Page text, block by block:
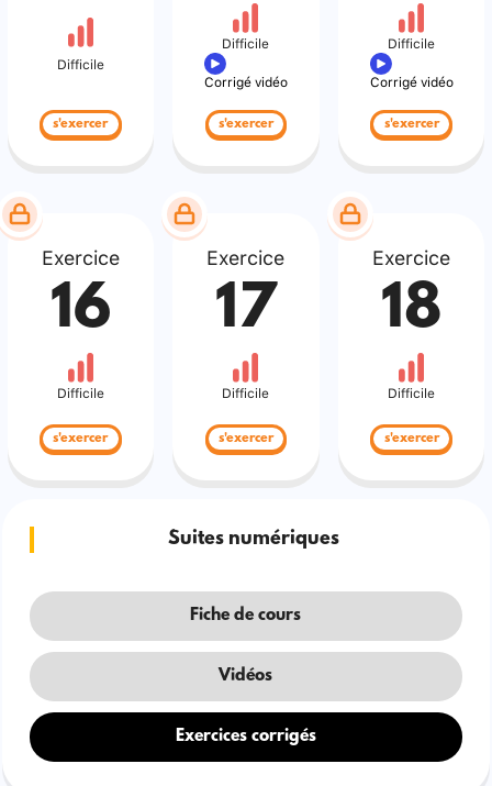
Difficile
s'exercer
Difficile
Corrigé vidéo
s'exercer
Difficile
Corrigé vidéo
s'exercer
Exercice
16
Difficile
s'exercer
Exercice
17
Difficile
s'exercer
Exercice
18
Difficile
s'exercer
Suites numériques
Fiche de cours
Vidéos
Exercices corrigés